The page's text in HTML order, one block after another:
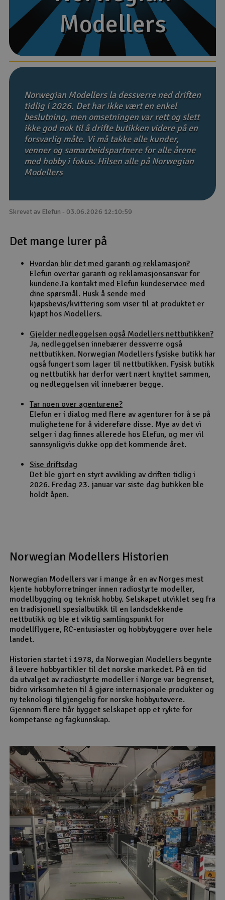
Båter
Droner
Droner for FPV
Fly
Helikopter
Kamerautstyr
Modellbygging, LEGO & byggesett
Outlet
Radioutstyr
Raketter
Smarthjem, lek & hobby
Solenergi
Sparkesykler & elkjøretøy
Gavekort
Modellers
Modellers
Norwegian Modellers la dessverre ned driften
tidlig i 2026. Det har ikke vært en enkel
beslutning, men omsetningen var rett og slett
ikke god nok til å drifte butikken videre på en
forsvarlig måte. Vi må takke alle kunder,
venner og samarbeidspartnere for alle årene
med hobby i fokus. Hilsen alle på Norwegian
Modellers
Skrevet av Elefun - 03.06.2026 12:10:59
Det mange lurer på
Hvordan blir det med garanti og reklamasjon?
Elefun overtar garanti og reklamasjonsansvar for
kundene.Ta kontakt med Elefun kundeservice med
dine spørsmål. Husk å sende med
kjøpsbevis/kvittering som viser til at produktet er
kjøpt hos Modellers.
Gjelder nedleggelsen også Modellers nettbutikken?
Ja, nedleggelsen innebærer dessverre også
nettbutikken. Norwegian Modellers fysiske butikk har
også fungert som lager til nettbutikken. Fysisk butikk
og nettbutikk har derfor vært nært knyttet sammen,
og nedleggelsen vil innebærer begge.
Tar noen over agenturene?
Elefun er i dialog med flere av agenturer for å se på
mulighetene for å videreføre disse. Mye av det vi
selger i dag finnes allerede hos Elefun, og mer vil
sannsynligvis dukke opp det kommende året.
Sise driftsdag
Det ble gjort en styrt avvikling av driften tidlig i
2026. Fredag 23. januar var siste dag butikken ble
holdt åpen.
Norwegian Modellers Historien
Norwegian Modellers var i mange år en av Norges mest
kjente hobbyforretninger innen radiostyrte modeller,
modellbygging og teknisk hobby. Selskapet utviklet seg fra
en tradisjonell spesialbutikk til en landsdekkende
nettbutikk og ble et viktig samlingspunkt for
modellflygere, RC-entusiaster og hobbybyggere over hele
landet.
Historien startet i 1978, da Norwegian Modellers begynte
å levere hobbyartikler til det norske markedet. På en tid
da utvalget av radiostyrte modeller i Norge var begrenset,
bidro virksomheten til å gjøre internasjonale produkter og
ny teknologi tilgjengelig for norske hobbyutøvere.
Gjennom flere tiår bygget selskapet opp et rykte for
kompetanse og fagkunnskap.